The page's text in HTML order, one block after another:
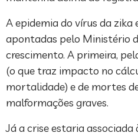
A epidemia do vírus da zika
apontadas pelo Ministério
crescimento. A primeira,
(o que traz impacto no
mortalidade) e de mortes
malformações graves.
Já a crise estaria